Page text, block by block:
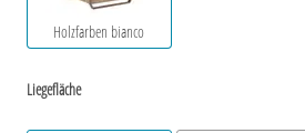
Holzfarben bianco
Liegefläche